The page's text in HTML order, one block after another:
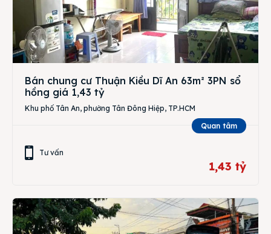
Bán chung cư Thuận Kiều Dĩ An 63m² 3PN sổ
hồng giá 1,43 tỷ
Khu phố Tân An, phường Tân Đông Hiệp, TP.HCM
Quan tâm
Tư vấn
1,43 tỷ